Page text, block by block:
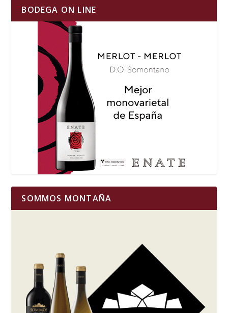
BODEGA ON LINE
SOMMOS MONTAÑA